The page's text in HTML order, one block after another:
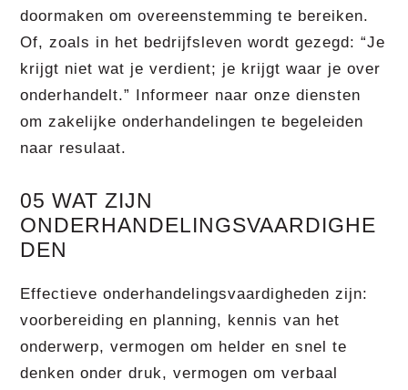
doormaken om overeenstemming te bereiken.
Of, zoals in het bedrijfsleven wordt gezegd: “Je
krijgt niet wat je verdient; je krijgt waar je over
onderhandelt.” Informeer naar onze diensten
om zakelijke onderhandelingen te begeleiden
naar resulaat.
05 WAT ZIJN
ONDERHANDELINGSVAARDIGHE
DEN
Effectieve onderhandelingsvaardigheden zijn:
voorbereiding en planning, kennis van het
onderwerp, vermogen om helder en snel te
denken onder druk, vermogen om verbaal